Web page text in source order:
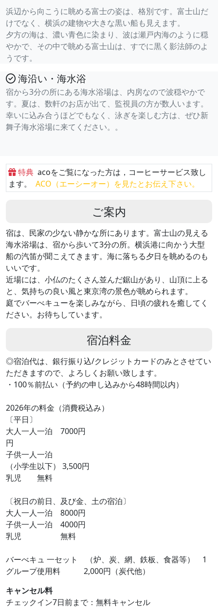
浜辺から向こうに眺める富士の姿は、格別です。富士山だ
けでなく、横浜の建物や大きな黒い船も見えます。
夕方の海は、濃い青色に染まり、波は瀬戸内海のように穏
やかで、その中で眺める富士山は、すでに黒く影法師のよ
うです。
海沿い・海水浴
宿から3分の所にある海水浴場は、内房なので波穏やかで
す。夏は、数軒のお店が出て、監視員の方が数人います。
幸いに込み合うほどでもなく、泳ぎを楽しむ方は、ぜひ新
舞子海水浴場に来てください。。
特典 acoをご覧になった方は，コーヒーサービス致し
ます。
ACO（エーシーオー）を見たとお伝え下さい。
ご案内
宿は、民家の少ない静かな所にあります。富士山の見える
海水浴場は、宿から歩いて3分の所。横浜港に向かう大型
船の汽笛が聞こえてきます。海に落ちる夕日を眺めるのも
いいです。
近場には、小仏のたくさん並んだ鋸山があり、山頂に上る
と、気持ちの良い風と東京湾の景色が眺められます。
庭でバーべキューを楽しみながら、日頃の疲れを癒してく
ださい。お待ちしています。
宿泊料金
◎宿泊代は、銀行振り込/クレジットカードのみとさせてい
ただきますので、よろしくお願い致します。
・100％前払い（予約の申し込みから48時間以内）
2026年の料金（消費税込み）
〔平日〕
大人一人一泊 7000円
円
子供一人一泊
（小学生以下） 3,500円
乳児 無料
〔祝日の前日、及び金、土の宿泊〕
大人一人一泊 8000円
子供一人一泊 4000円
乳児 無料
バーべキュ 一セット （炉、炭、網、鉄板、食器等） 1
グループ使用料 2,000円（炭代他）
キャンセル料
チェックイン7日前まで：無料キャンセル